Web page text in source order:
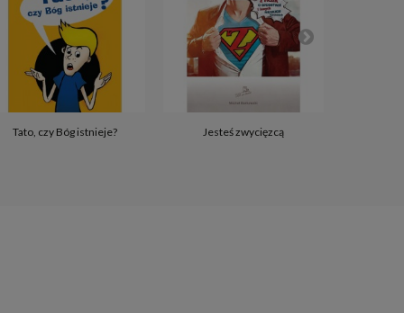
Tato, czy Bóg istnieje? Jesteś zwycięzcą